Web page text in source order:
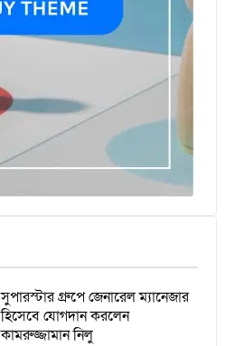
সুপারস্টার গ্রুপে জেনারেল ম্যানেজার
হিসেবে যোগদান করলেন
কামরুজ্জামান নিলু